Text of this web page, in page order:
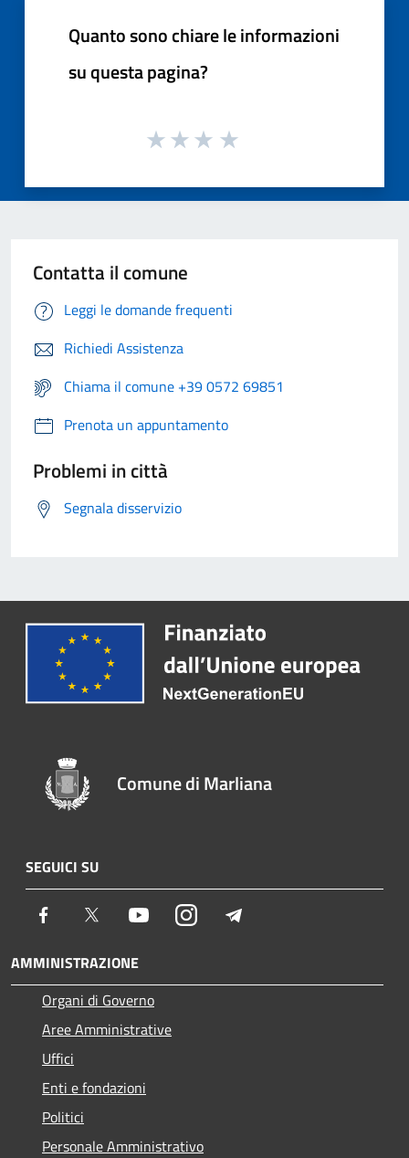
Quanto sono chiare le informazioni
su questa pagina?
Contatta il comune
Leggi le domande frequenti
Richiedi Assistenza
Chiama il comune +39 0572 69851
Prenota un appuntamento
Problemi in città
Segnala disservizio
Comune di Marliana
SEGUICI SU
Facebook Twitter YoutubeInstagram
AMMINISTRAZIONE
Organi di Governo
Aree Amministrative
Uffici
Enti e fondazioni
Politici
Personale Amministrativo